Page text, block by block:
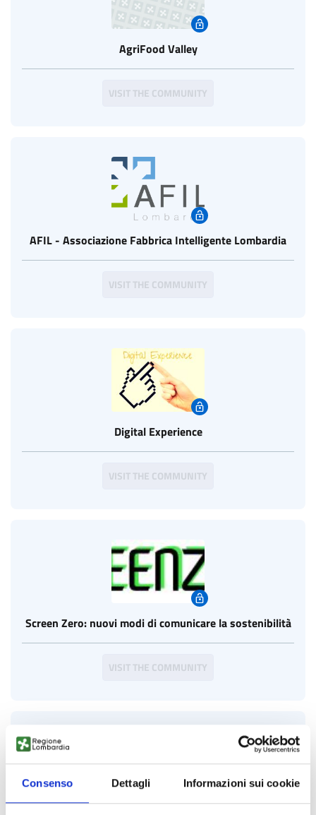
Consenso Dettagli Informazioni sui cookie
AgriFood Valley
VISIT THE COMMUNITY
AFIL - Associazione Fabbrica Intelligente Lombardia
VISIT THE COMMUNITY
Digital Experience
VISIT THE COMMUNITY
Screen Zero: nuovi modi di comunicare la sostenibilità
VISIT THE COMMUNITY